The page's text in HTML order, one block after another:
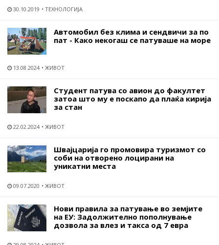
30.10.2019 ТЕХНОЛОГИЈА
Автомобил без клима и сендвичи за по
пат - Како некогаш се патуваше на море
13.08.2024 ЖИВОТ
Студент патува со авион до факултет
затоа што му е поскапо да плаќа кирија
за стан
22.02.2024 ЖИВОТ
Швајцарија го промовира туризмот со
соби на отворено лоцирани на
уникатни места
09.07.2020 ЖИВОТ
Нови правила за патување во земјите
на ЕУ: Задолжително пополнување
дозвола за влез и такса од 7 евра